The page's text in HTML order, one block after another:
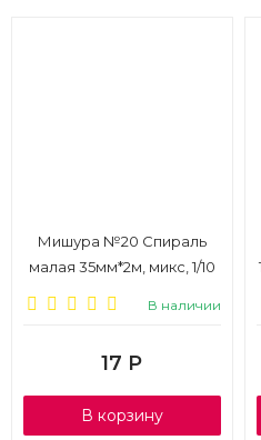
Мишура №20 Спираль
малая 35мм*2м, микс, 1/10
В наличии
17 Р
В корзину